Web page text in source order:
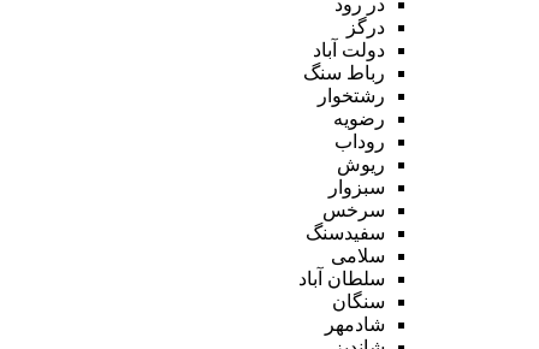
درگز
دولت آباد
رباط سنگ
رشتخوار
رضویه
روداب
ریوش
سبزوار
سرخس
سفیدسنگ
سلامی
سلطان آباد
سنگان
شادمهر